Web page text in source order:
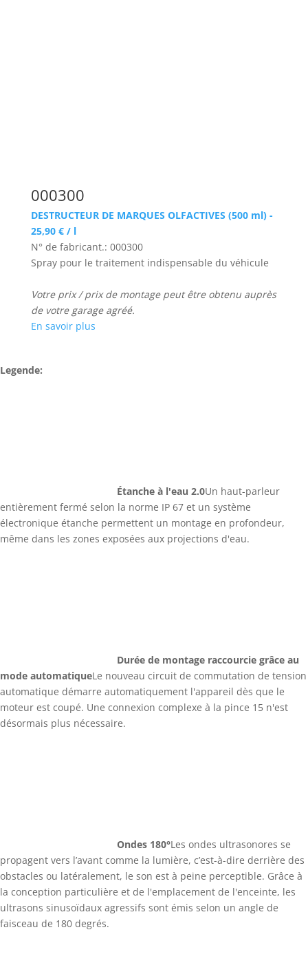
000300
DESTRUCTEUR DE MARQUES OLFACTIVES (500 ml) -
25,90 € / l
N° de fabricant.: 000300
Spray pour le traitement indispensable du véhicule
Votre prix / prix de montage peut être obtenu auprès
de votre garage agréé.
En savoir plus
Legende:
Étanche à l'eau 2.0Un haut-parleur
entièrement fermé selon la norme IP 67 et un système
électronique étanche permettent un montage en profondeur,
même dans les zones exposées aux projections d'eau.
Durée de montage raccourcie grâce au
mode automatiqueLe nouveau circuit de commutation de tension
automatique démarre automatiquement l'appareil dès que le
moteur est coupé. Une connexion complexe à la pince 15 n'est
désormais plus nécessaire.
Ondes 180°Les ondes ultrasonores se
propagent vers l’avant comme la lumière, c’est-à-dire derrière des
obstacles ou latéralement, le son est à peine perceptible. Grâce à
la conception particulière et de l'emplacement de l'enceinte, les
ultrasons sinusoïdaux agressifs sont émis selon un angle de
faisceau de 180 degrés.